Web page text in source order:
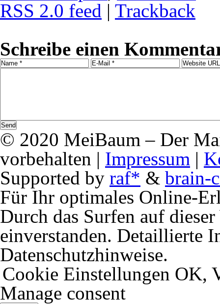
RSS 2.0 feed | Trackback
Schreibe einen
© 2020 MeiBaum – Der
vorbehalten | Impressum |
Supported by raf* & brain-
Für Ihr optimales Online-
Durch das Surfen auf
einverstanden. Detaillierte
Datenschutzhinweise.
Cookie Einstellungen OK,
Manage consent